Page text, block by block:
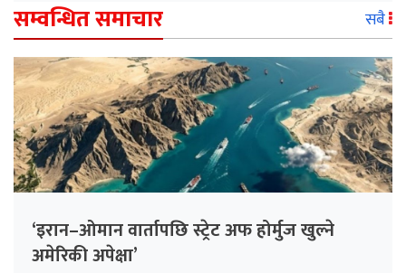
सम्वन्धित समाचार सबै
‘इरान–ओमान वार्तापछि स्ट्रेट अफ होर्मुज खुल्ने
अमेरिकी अपेक्षा’